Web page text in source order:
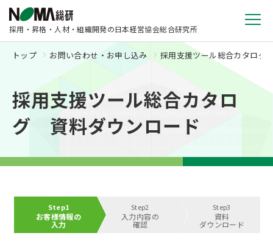
採用・昇格・人材・組織開発の日本経営協会総合研究所
トップ お問い合わせ・お申し込み 採用支援ツール総合カタロ
採用支援ツール総合カタロ
グ 資料ダウンロード
Step1
お客様情報の
入力
Step2
入力内容の
確認
Step3
資料
ダウンロード